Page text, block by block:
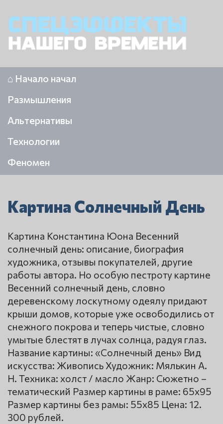
⌂ Начало начал
Размышления
Альтернативы
Технологии
Феномен
Картина Солнечный День
Картина Константина Юона Весенний
солнечный день: описание, биография
художника, отзывы покупателей, другие
работы автора. Но особую пестроту картине
Весенний солнечный день, словно
деревенскому лоскутному одеялу придают
крыши домов, которые уже освободились от
снежного покрова и теперь чистые, словно
умытые блестят в лучах солнца, радуя глаз.
Название картины: «Солнечный день» Вид
искусства: Живопись Художник: Мялькин А.
Н. Техника: холст / масло Жанр: Сюжетно –
тематический Размер картины в раме: 65х95
Размер картины без рамы: 55х85 Цена: 12.
300 рублей.